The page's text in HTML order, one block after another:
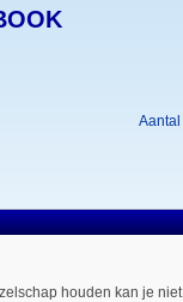
houden kan je